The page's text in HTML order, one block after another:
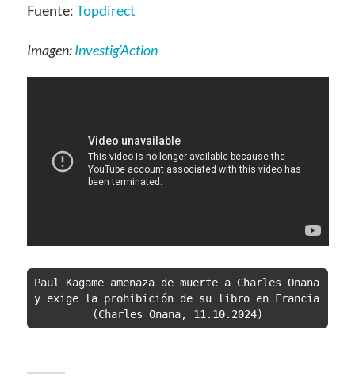
Fuente:Topdirect
Imagen:Investig’Action
Paul Kagame amenaza de muerte a Charles Onana
y exige la prohibición de su libro en Francia
(Charles Onana, 11.10.2024)